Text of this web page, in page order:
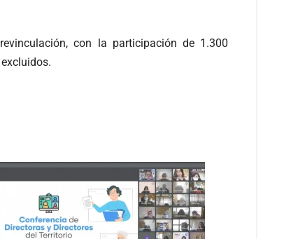
con la participación de 1.300